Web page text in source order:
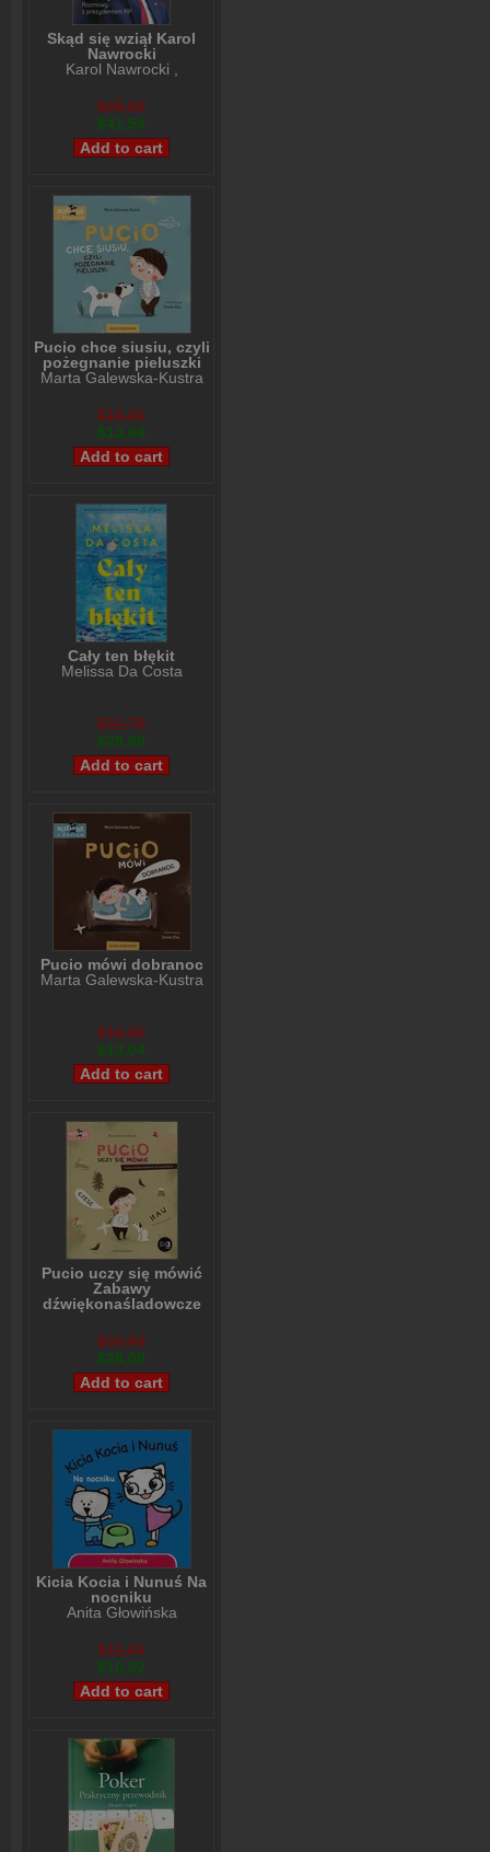
Skąd się wziął Karol
Nawrocki
Karol Nawrocki
$49,66
$41,54
Pucio chce siusiu, czyli
pożegnanie pieluszki
Marta Galewska-Kustra
$16,05
$13,04
Cały ten błękit
Melissa Da Costa
$32,79
$29,09
Pucio mówi dobranoc
Marta Galewska-Kustra
$16,05
$13,04
Pucio uczy się mówić
Zabawy
dźwiękonaśladowcze
Marta Galewska-Kustra
$32,93
$28,09
Kicia Kocia i Nunuś Na
nocniku
Anita Głowińska
$11,03
$10,02